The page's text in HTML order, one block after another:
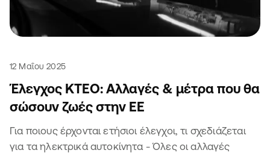
12 Μαΐου 2025
Έλεγχος ΚΤΕΟ: Αλλαγές & μέτρα που θα
σώσουν ζωές στην ΕΕ
Για ποιους έρχονται ετήσιοι έλεγχοι, τι σχεδιάζεται
για τα ηλεκτρικά αυτοκίνητα - Όλες οι αλλαγές